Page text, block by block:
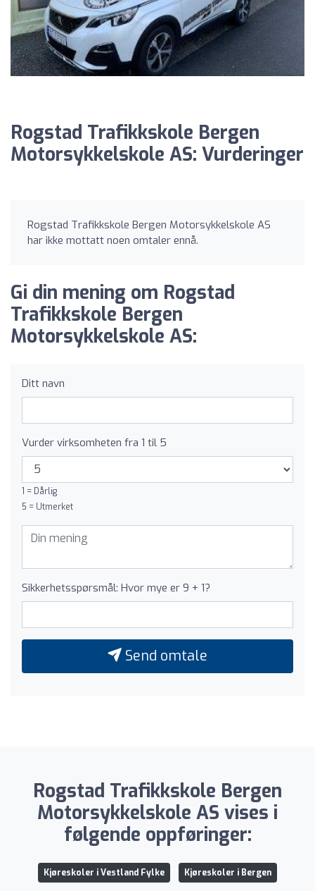
Rogstad Trafikkskole Bergen
Motorsykkelskole AS: Vurderinger
Rogstad Trafikkskole Bergen Motorsykkelskole AS
har ikke mottatt noen omtaler ennå.
Gi din mening om Rogstad
Trafikkskole Bergen
Motorsykkelskole AS:
Ditt navn
Vurder virksomheten fra 1 til 5
1 = Dårlig
5 = Utmerket
Sikkerhetsspørsmål: Hvor mye er 9 + 1?
Send omtale
Rogstad Trafikkskole Bergen
Motorsykkelskole AS vises i
følgende oppføringer:
Kjøreskoler i Vestland Fylke Kjøreskoler i Bergen